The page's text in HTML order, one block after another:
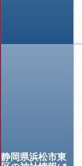
静岡県浜松市東